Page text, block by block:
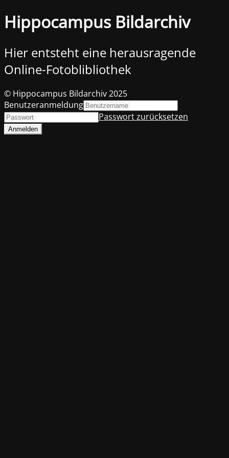
Hippocampus Bildarchiv
Hier entsteht eine herausragende
Online-Fotoblibliothek
© Hippocampus Bildarchiv 2025
Benutzeranmeldung
Passwort zurücksetzen